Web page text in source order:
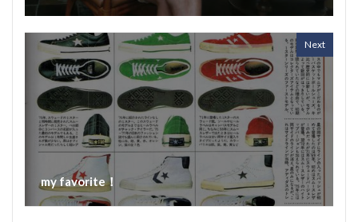
Next
my favorite！